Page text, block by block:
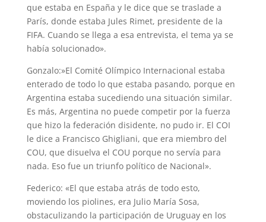
que estaba en España y le dice que se traslade a
París, donde estaba Jules Rimet, presidente de la
FIFA. Cuando se llega a esa entrevista, el tema ya se
había solucionado».
Gonzalo:»El Comité Olímpico Internacional estaba
enterado de todo lo que estaba pasando, porque en
Argentina estaba sucediendo una situación similar.
Es más, Argentina no puede competir por la fuerza
que hizo la federación disidente, no pudo ir. El COI
le dice a Francisco Ghigliani, que era miembro del
COU, que disuelva el COU porque no servía para
nada. Eso fue un triunfo político de Nacional».
Federico: «El que estaba atrás de todo esto,
moviendo los piolines, era Julio María Sosa,
obstaculizando la participación de Uruguay en los